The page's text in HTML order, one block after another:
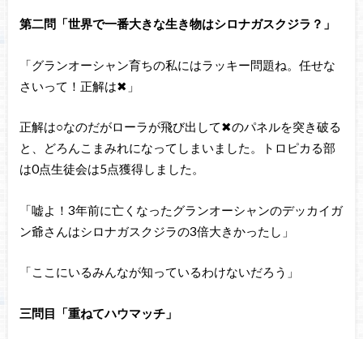
第二問「世界で一番大きな生き物はシロナガスクジラ？」
「グランオーシャン育ちの私にはラッキー問題ね。任せな
さいって！正解は✖」
正解は○なのだがローラが飛び出して✖のパネルを突き破る
と、どろんこまみれになってしまいました。トロピカる部
は0点生徒会は5点獲得しました。
「嘘よ！3年前に亡くなったグランオーシャンのデッカイガ
ン爺さんはシロナガスクジラの3倍大きかったし」
「ここにいるみんなが知っているわけないだろう」
三問目「重ねてハウマッチ」